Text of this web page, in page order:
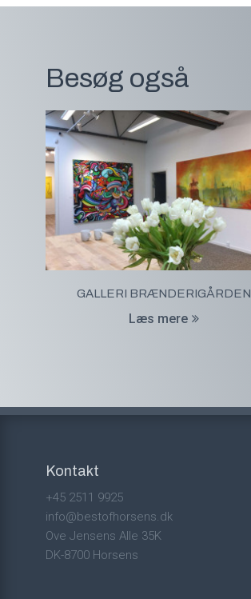
Besøg også
GALLERI BRÆNDERIGÅRDEN
Læs mere
Kontakt
+45 2511 9925
info@bestofhorsens.dk
Ove Jensens Alle 35K
DK-8700 Horsens